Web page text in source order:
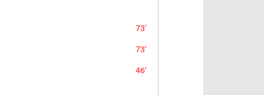
73'
73'
46'